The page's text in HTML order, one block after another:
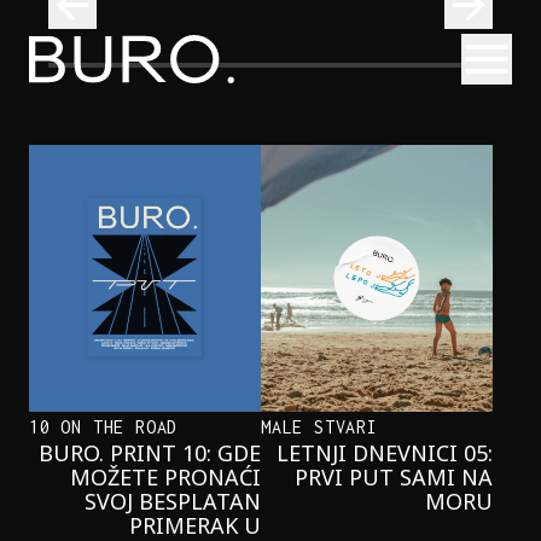
BURO.
NAJČISTIJA KUPALIŠTA U SRBIJI KOJA
POSEĆUJEMO OVOG LETA
10 ON THE ROAD
BURO. PRINT 10: GDE
MOŽETE PRONAĆI
SVOJ BESPLATAN
PRIMERAK U
MALE STVARI
LETNJI DNEVNICI 05:
PRVI PUT SAMI NA
MORU